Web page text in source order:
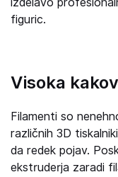
figuric.
Visoka
Filamenti so
različnih 3D
da redek pojav.
ekstruderja zaradi